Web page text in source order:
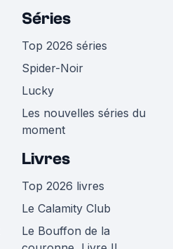
Séries
Top 2026 séries
Spider-Noir
Lucky
Les nouvelles séries du
moment
Livres
Top 2026 livres
Le Calamity Club
Le Bouffon de la